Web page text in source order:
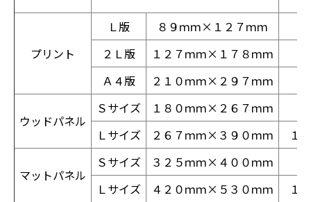
プリント
Ｌ版 ８９ｍｍ×１２７ｍｍ
２Ｌ版
１２７ｍｍ×１７８ｍｍ
Ａ４版
２１０ｍｍ×２９７ｍｍ
ウッドパネル
Ｓサイズ １８０ｍｍ×２６７ｍｍ
Ｌサイズ
２６７ｍｍ×３９０ｍｍ １
マットパネル
Ｓサイズ ３２５ｍｍ×４００ｍｍ
Ｌサイズ
４２０ｍｍ×５３０ｍｍ
１